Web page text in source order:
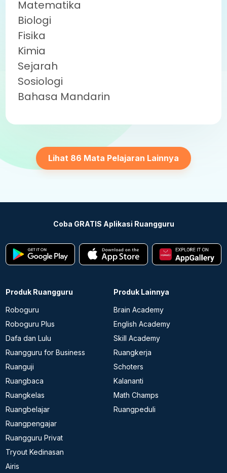
Matematika
Biologi
Fisika
Kimia
Sejarah
Sosiologi
Bahasa Mandarin
Lihat 86 Mata Pelajaran Lainnya
Coba GRATIS Aplikasi Ruangguru
Produk Ruangguru
Roboguru
Roboguru Plus
Dafa dan Lulu
Ruangguru for Business
Ruanguji
Ruangbaca
Ruangkelas
Ruangbelajar
Ruangpengajar
Ruangguru Privat
Tryout Kedinasan
Airis
Produk Lainnya
Brain Academy
English Academy
Skill Academy
Ruangkerja
Schoters
Kalananti
Math Champs
Ruangpeduli